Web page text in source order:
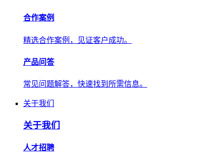
合作案例
精选合作案例，见证客户成功。
产品问答
常见问题解答，快速找到所需信息。
关于我们
关于我们
人才招聘